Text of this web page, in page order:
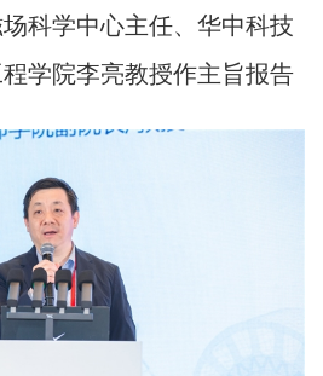
学中心主任、华中科技
学院李亮教授作主旨报告